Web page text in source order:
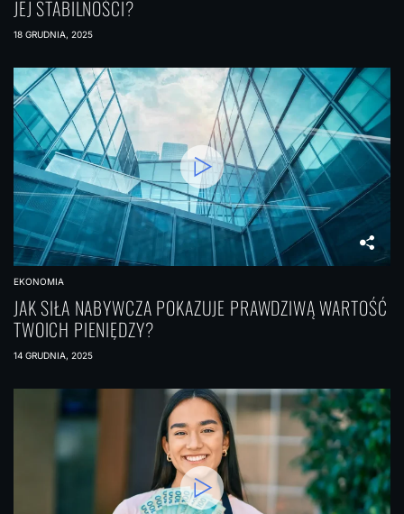
JEJ STABILNOŚCI?
18 GRUDNIA, 2025
EKONOMIA
JAK SIŁA NABYWCZA POKAZUJE PRAWDZIWĄ WARTOŚĆ
TWOICH PIENIĘDZY?
14 GRUDNIA, 2025